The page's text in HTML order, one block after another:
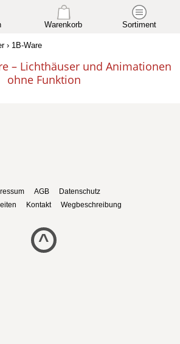
Warenkorb Sortiment
› 1B-Ware
– Lichthäuser und Animationen
ohne Funktion
AGB
Datenschutz
Kontakt Wegbeschreibung
^